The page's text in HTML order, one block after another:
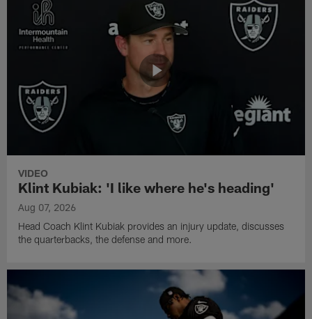
VIDEO
Klint Kubiak: 'I like where he's heading'
Aug 07, 2026
Head Coach Klint Kubiak provides an injury update, discusses
the quarterbacks, the defense and more.